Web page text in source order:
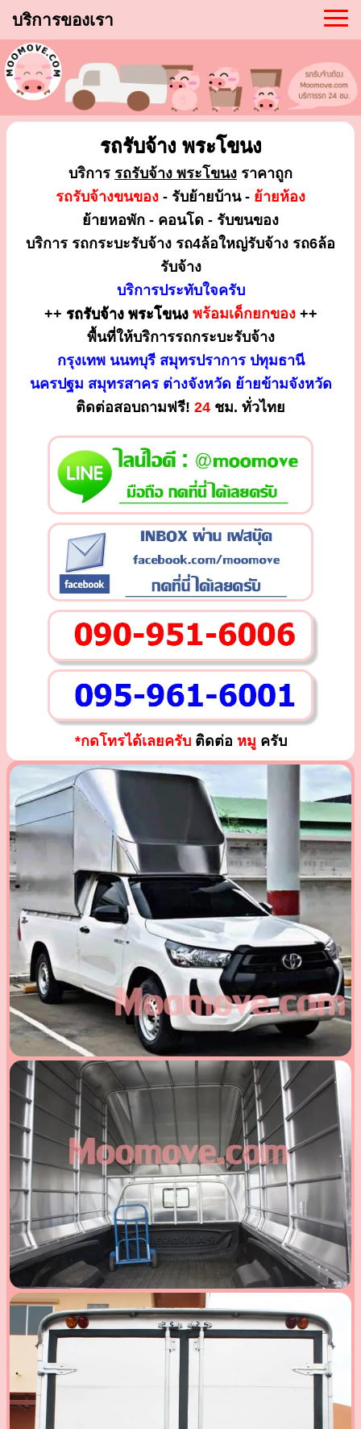
บริการของเรา
รถรับจ้าง พระโขนง
บริการ รถรับจ้าง พระโขนง ราคาถูก
รถรับจ้างขนของ - รับย้ายบ้าน - ย้ายห้อง
ย้ายหอพัก - คอนโด - รับขนของ
บริการ รถกระบะรับจ้าง รถ4ล้อใหญ่รับจ้าง รถ6ล้อ
รับจ้าง
บริการประทับใจครับ
++ รถรับจ้าง พระโขนง พร้อมเด็กยกของ++
พื้นที่ให้บริการรถกระบะรับจ้าง
กรุงเทพ นนทบุรี สมุทรปราการ ปทุมธานี
นครปฐม สมุทรสาคร ต่างจังหวัด ย้ายข้ามจังหวัด
ติดต่อสอบถามฟรี! 24 ชม. ทั่วไทย
*กดโทรได้เลยครับติดต่อ หมู ครับ